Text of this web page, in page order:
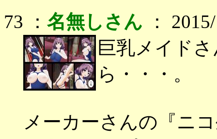
73 ： 名無しさん ：
巨乳メイド
ら・・・。
メーカーさんの『ニ